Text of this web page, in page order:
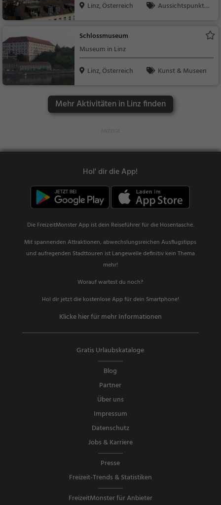
Linz, Österreich
Aussichtspunkt, F
Schlossmuseum
Museum in Linz
Linz, Österreich
Kunst & Museen
Mehr Aktivitäten in Linz finden
Hol' dir die App!
Die FreizeitMonster App ist dein Reiseführer für die Hosentasche.
Mit spannenden Attraktionen, abwechslungsreichen Ausflugstipps
und aufregenden Stadttouren ist Langeweile definitiv kein Thema
mehr!
Worauf wartest du noch?
Hol dir jetzt die kostenlose App für dein Smartphone!
Klicke hier für mehr Informationen
Gratis Urlaubskataloge
Blog
Partner
Über uns
Impressum
Datenschutz
Jobs & Karriere
Presse
Freizeit-Trends & Statistiken
FreizeitMonster für Anbieter